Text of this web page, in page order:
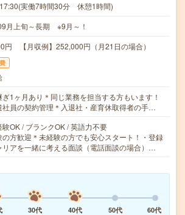
実働7時間30分 休憩1時間)
月上旬～長期 ※9月～！
円 【月収例】252,000円（月21日の場合）
ぎ1ヶ月あり＊同じ業務を担当する方もいます！
社員の契約管理＊入退社・産育休取得者の手…
OK / ブランクOK / 英語力不要
の方歓迎＊未経験の方でも安心スタート！・登録
リアを一緒に考える面談（電話面談の場合）…
30代 40代 50代
60代